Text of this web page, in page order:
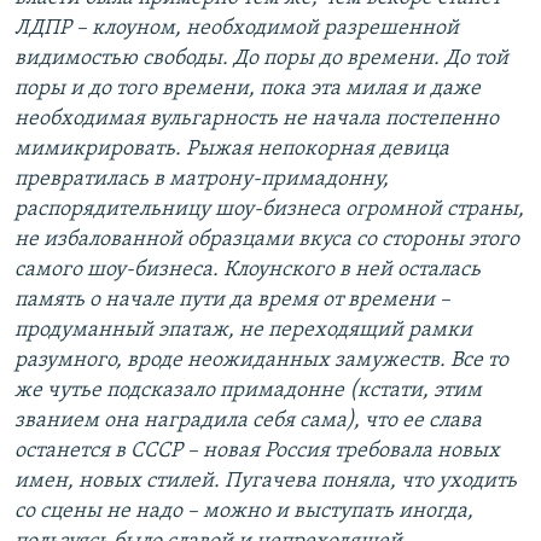
ЛДПР – клоуном, необходимой разрешенной
видимостью свободы. До поры до времени. До той
поры и до того времени, пока эта милая и даже
необходимая вульгарность не начала постепенно
мимикрировать. Рыжая непокорная девица
превратилась в матрону-примадонну,
распорядительницу шоу-бизнеса огромной страны,
не избалованной образцами вкуса со стороны этого
самого шоу-бизнеса. Клоунского в ней осталась
память о начале пути да время от времени –
продуманный эпатаж, не переходящий рамки
разумного, вроде неожиданных замужеств. Все то
же чутье подсказало примадонне (кстати, этим
званием она наградила себя сама), что ее слава
останется в СССР – новая Россия требовала новых
имен, новых стилей. Пугачева поняла, что уходить
со сцены не надо – можно и выступать иногда,